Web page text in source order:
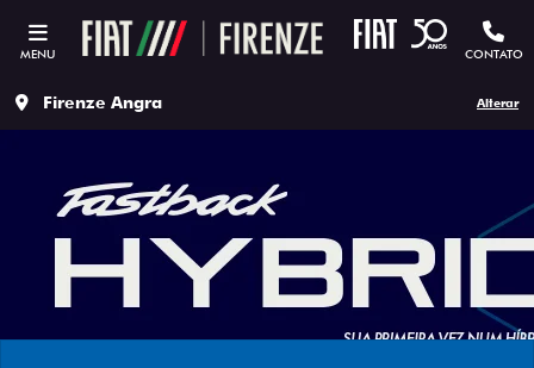
MENU CONTATO
Firenze Angra Alterar